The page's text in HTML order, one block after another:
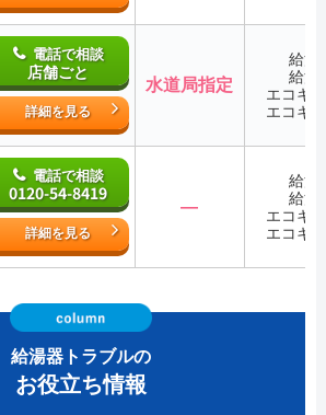
電話で相談
店舗ごと
詳細を見る
水道局指定
給湯
給湯
エコキ
エコキ
電話で相談
0120-54-8419
詳細を見る
―
給湯
給湯
エコキ
エコキ
給湯器トラブルの
お役立ち情報